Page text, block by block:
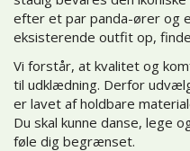
efter et par panda-ører og
eksisterende outfit op,
Vi forstår, at kvalitet og
til udklædning. Derfor
er lavet af holdbare
Du skal kunne danse, lege
føle dig begrænset.